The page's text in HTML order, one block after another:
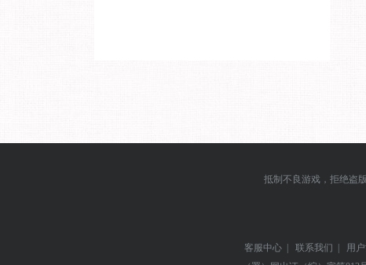
抵制不良游戏，拒绝盗
客服中心 | 联系我们 | 用